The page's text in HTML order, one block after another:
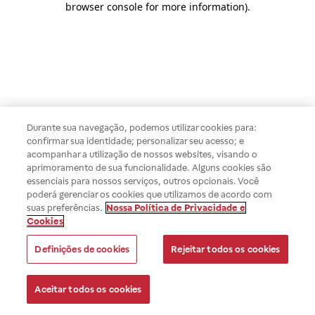
browser console for more information).
Durante sua navegação, podemos utilizar cookies para:
confirmar sua identidade; personalizar seu acesso; e
acompanhar a utilização de nossos websites, visando o
aprimoramento de sua funcionalidade. Alguns cookies são
essenciais para nossos serviços, outros opcionais. Você
poderá gerenciar os cookies que utilizamos de acordo com
suas preferências. Nossa Política de Privacidade e
Cookies
Definições de cookies Rejeitar todos os cookies
Aceitar todos os cookies